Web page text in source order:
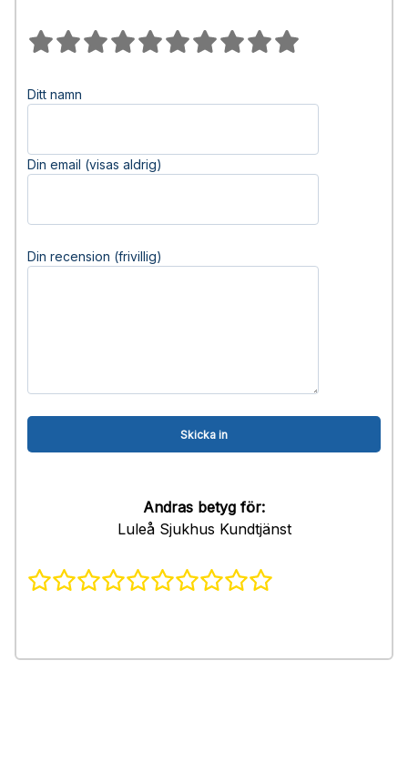
Ditt namn
Din email (visas aldrig)
Din recension (frivillig)
Andras betyg för:
Luleå Sjukhus Kundtjänst